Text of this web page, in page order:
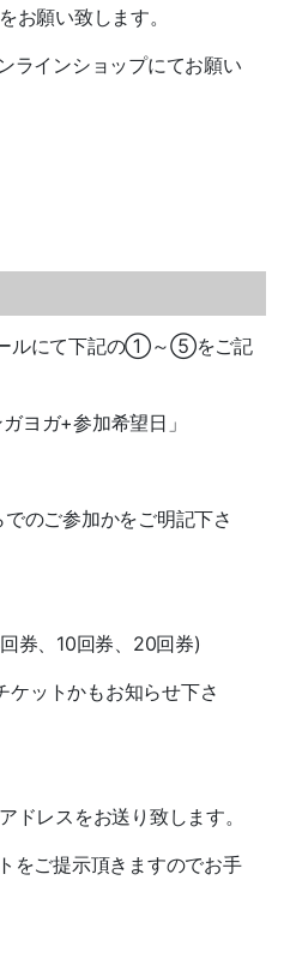
お願い致します。
ラインショップにてお願い
ールにて下記の①～⑤をご記
ヨガ+参加希望日」
のご参加かをご明記下さ
券、10回券、20回券)
ットかもお知らせ下さ
ドレスをお送り致します。
をご提示頂きますのでお手